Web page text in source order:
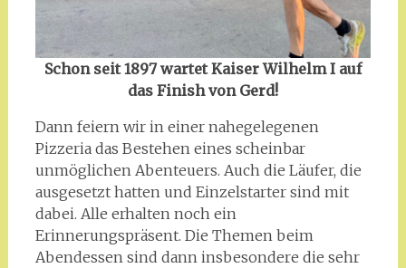
Schon seit 1897 wartet Kaiser Wilhelm I auf
das Finish von Gerd!
Dann feiern wir in einer nahegelegenen
Pizzeria das Bestehen eines scheinbar
unmöglichen Abenteuers. Auch die Läufer, die
ausgesetzt hatten und Einzelstarter sind mit
dabei. Alle erhalten noch ein
Erinnerungspräsent. Die Themen beim
Abendessen sind dann insbesondere die sehr